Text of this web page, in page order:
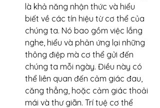
là khả năng nhận thức và hiểu
biết về các tín hiệu từ cơ thể của
chúng ta. Nó bao gồm việc lắng
nghe, hiểu và phản ứng lại những
thông điệp mà cơ thể gửi đến
chúng ta mỗi ngày. Điều này có
thể liên quan đến cảm giác đau,
căng thẳng, hoặc cảm giác thoải
mái và thư giãn. Trí tuệ cơ thể